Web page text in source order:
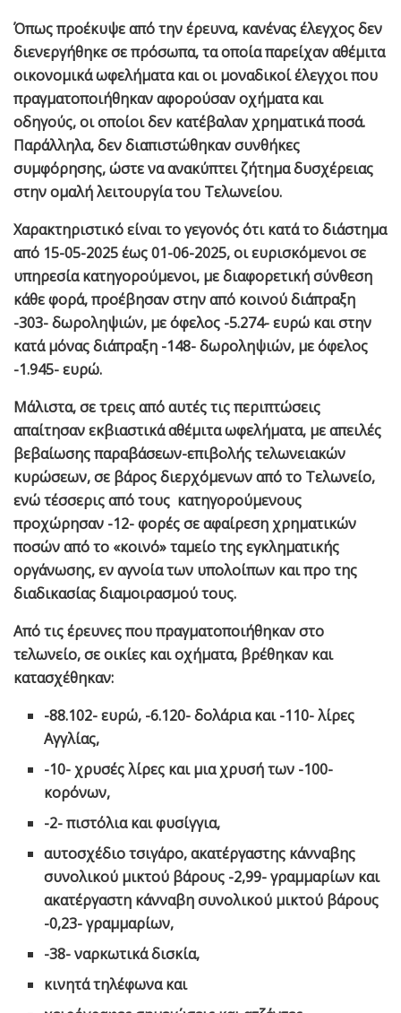
Όπως προέκυψε από την έρευνα, κανένας έλεγχος δεν
διενεργήθηκε σε πρόσωπα, τα οποία παρείχαν αθέμιτα
οικονομικά ωφελήματα και οι μοναδικοί έλεγχοι που
πραγματοποιήθηκαν αφορούσαν οχήματα και
οδηγούς, οι οποίοι δεν κατέβαλαν χρηματικά ποσά.
Παράλληλα, δεν διαπιστώθηκαν συνθήκες
συμφόρησης, ώστε να ανακύπτει ζήτημα δυσχέρειας
στην ομαλή λειτουργία του Τελωνείου.
Χαρακτηριστικό είναι το γεγονός ότι κατά το διάστημα
από 15-05-2025 έως 01-06-2025, οι ευρισκόμενοι σε
υπηρεσία κατηγορούμενοι, με διαφορετική σύνθεση
κάθε φορά, προέβησαν στην από κοινού διάπραξη
-303- δωροληψιών, με όφελος -5.274- ευρώ και στην
κατά μόνας διάπραξη -148- δωροληψιών, με όφελος
-1.945- ευρώ.
Μάλιστα, σε τρεις από αυτές τις περιπτώσεις
απαίτησαν εκβιαστικά αθέμιτα ωφελήματα, με απειλές
βεβαίωσης παραβάσεων-επιβολής τελωνειακών
κυρώσεων, σε βάρος διερχόμενων από το Τελωνείο,
ενώ τέσσερις από τους κατηγορούμενους
προχώρησαν -12- φορές σε αφαίρεση χρηματικών
ποσών από το «κοινό» ταμείο της εγκληματικής
οργάνωσης, εν αγνοία των υπολοίπων και προ της
διαδικασίας διαμοιρασμού τους.
Από τις έρευνες που πραγματοποιήθηκαν στο
τελωνείο, σε οικίες και οχήματα, βρέθηκαν και
κατασχέθηκαν:
-88.102- ευρώ, -6.120- δολάρια και -110- λίρες
Αγγλίας,
-10- χρυσές λίρες και μια χρυσή των -100-
κορόνων,
-2- πιστόλια και φυσίγγια,
αυτοσχέδιο τσιγάρο, ακατέργαστης κάνναβης
συνολικού μικτού βάρους -2,99- γραμμαρίων και
ακατέργαστη κάνναβη συνολικού μικτού βάρους
-0,23- γραμμαρίων,
-38- ναρκωτικά δισκία,
κινητά τηλέφωνα και